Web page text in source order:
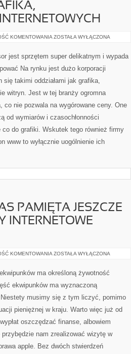
KOMENTOWANIA NA
FIRM
SIĘ
DZIAŁAMI
GRAFIKA,
PROJEKTOWANIE
STRON
INTERNETOWYCH
ZOSTAŁA WYŁĄCZONA
jest sprzętem super delikatnym i wypada
Na rynku jest dużo korporacji
się takimi oddziałami jak grafika,
witryn. Jest w tej branży ogromna
co nie pozwala na wygórowane ceny. One
od wymiarów i czasochłonności
do grafiki. Wskutek tego również firmy
www to wyłącznie uogólnienie ich
PAMIĘTA JESZCZE
INTERNETOWE
KOMENTOWANIA Z
NAS
JESZCZE
CZASY,
WITRYNY
INTERNETOWE
PRZYNALEŻAŁY
ZOSTAŁA WYŁĄCZONA
ma określoną żywotność
ekwipunków ma wyznaczoną
musimy się z tym liczyć, pomimo
pieniężnej w kraju. Warto więc już od
oszczędzać finanse, albowiem
przybędzie nam zrealizować wizytę w
apple. Bez dwóch stwierdzeń